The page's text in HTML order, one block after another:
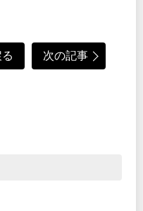
次の記事